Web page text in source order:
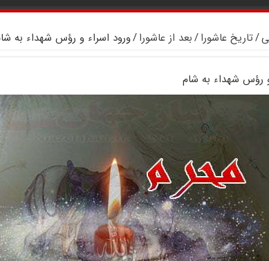
/تاریخ عاشورا/بعد از عاشورا/ورود اسراء و رؤس شهداء به
رؤس شهداء به شام